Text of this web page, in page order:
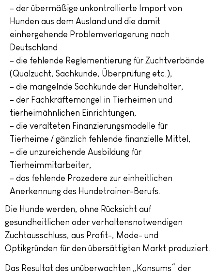
– der übermäßige unkontrollierte Import von
Hunden aus dem Ausland und die damit
einhergehende Problemverlagerung nach
Deutschland
– die fehlende Reglementierung für Zuchtverbände
(Qualzucht, Sachkunde, Überprüfung etc.),
– die mangelnde Sachkunde der Hundehalter,
– der Fachkräftemangel in Tierheimen und
tierheimähnlichen Einrichtungen,
– die veralteten Finanzierungsmodelle für
Tierheime / gänzlich fehlende finanzielle Mittel,
– die unzureichende Ausbildung für
Tierheimmitarbeiter,
– das fehlende Prozedere zur einheitlichen
Anerkennung des Hundetrainer-Berufs.
Die Hunde werden, ohne Rücksicht auf
gesundheitlichen oder verhaltensnotwendigen
Zuchtausschluss, aus Profit-, Mode- und
Optikgründen für den übersättigten Markt produziert.
Das Resultat des unüberwachten „Konsums“ der